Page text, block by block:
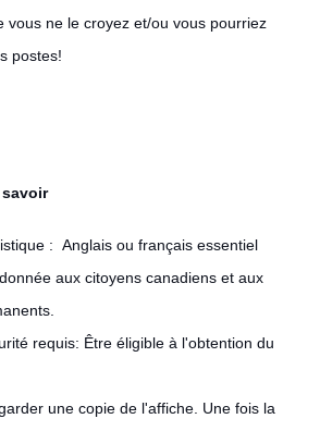
vous ne le croyez et/ou vous pourriez
postes!
: Anglais ou français essentiel
aux citoyens canadiens et aux
requis: Être éligible à l'obtention du
une copie de l'affiche. Une fois la